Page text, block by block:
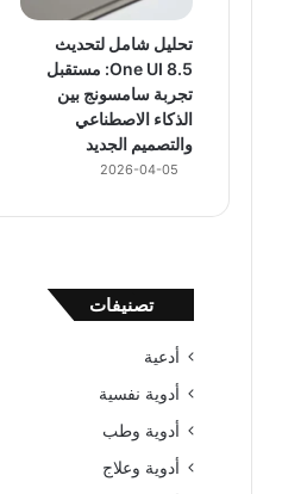
تحليل شامل لتحديث
One UI 8.5: مستقبل
تجربة سامسونج بين
الذكاء الاصطناعي
والتصميم الجديد
2026-04-05
تصنيفات
أدعية
أدوية نفسية
أدوية وطب
أدوية وعلاج